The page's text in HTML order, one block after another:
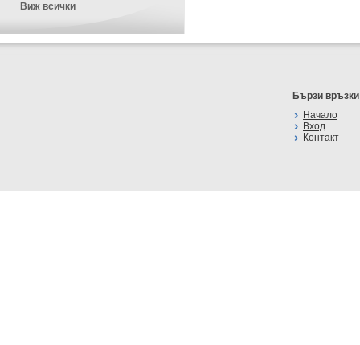
Виж всички
Бързи връзки
Начало
Вход
Контакт